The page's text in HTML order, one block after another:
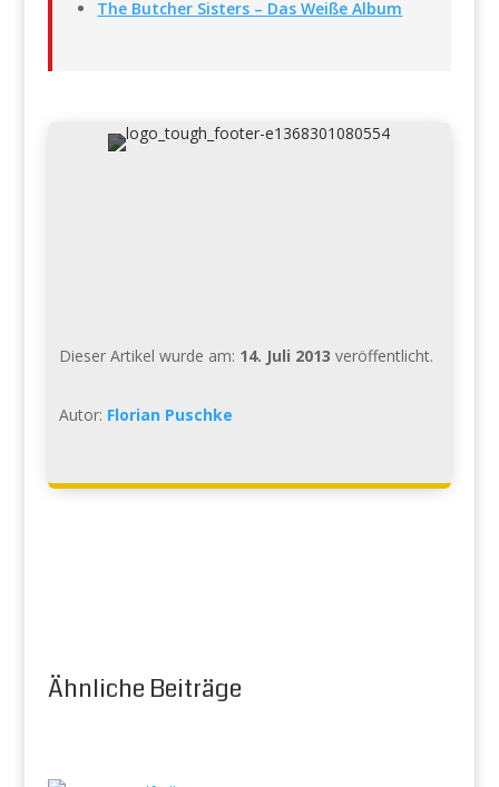
The Butcher Sisters – Das Weiße Album
Dieser Artikel wurde am: 14. Juli 2013 veröffentlicht.
Autor: Florian Puschke
Ähnliche Beiträge